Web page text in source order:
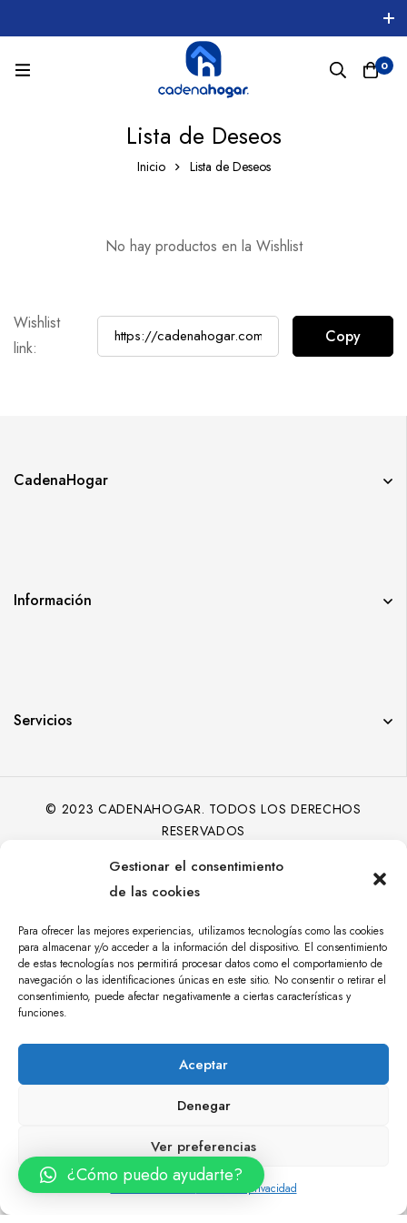
Gestionar el consentimiento
de las cookies
Para ofrecer las mejores experiencias, utilizamos tecnologías como las cookies
para almacenar y/o acceder a la información del dispositivo. El consentimiento
de estas tecnologías nos permitirá procesar datos como el comportamiento de
navegación o las identificaciones únicas en este sitio. No consentir o retirar el
consentimiento, puede afectar negativamente a ciertas características y
funciones.
Aceptar
Denegar
Ver preferencias
Política de cookies Política de privacidad
0
Lista de Deseos
Inicio Lista de Deseos
No hay productos en la Wishlist
Wishlist
link:
CadenaHogar
Información
Servicios
© 2023 CADENAHOGAR. TODOS LOS DERECHOS
RESERVADOS
¿Cómo puedo ayudarte?